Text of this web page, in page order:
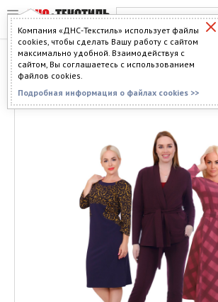
Компания «ДНС-Текстиль» использует файлы
cookies, чтобы сделать Вашу работу с сайтом
максимально удобной. Взаимодействуя с
сайтом, Вы соглашаетесь с использованием
файлов cookies.
Подробная информация о файлах cookies >>
ТРИКОТАЖ В